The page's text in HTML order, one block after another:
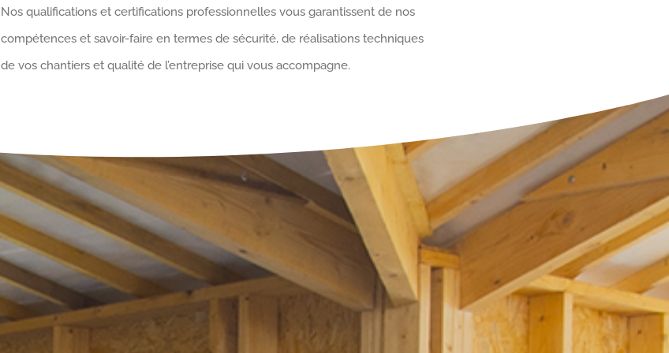
Nos qualifications et certifications professionnelles vous garantissent de nos
compétences et savoir-faire en termes de sécurité, de réalisations techniques
de vos chantiers et qualité de l’entreprise qui vous accompagne.